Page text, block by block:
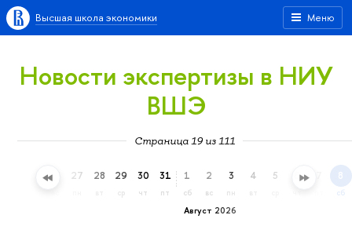
Меню
Высшая школа экономики
Новости экспертизы в НИУ
ВШЭ
Страница 19 из 111
26 27 28 29
ср
30
чт
31
пт
Август 2026
1
сб
2
вс
3
пн
4 5 6 8
сб